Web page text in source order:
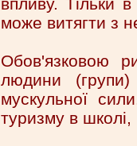
впливу. Тільки
може витягти з
Обов'язковою
людини
мускульної
туризму в